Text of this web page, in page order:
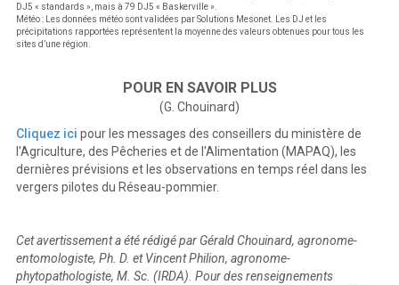
DJ5 « standards », mais à 79 DJ5 « Baskerville ».
Météo : Les données météo sont validées par Solutions Mesonet. Les DJ et les
précipitations rapportées représentent la moyenne des valeurs obtenues pour tous les
sites d’une région.
POUR EN SAVOIR PLUS
(G. Chouinard)
Cliquez ici pour les messages des conseillers du ministère de
l'Agriculture, des Pêcheries et de l'Alimentation (MAPAQ), les
dernières prévisions et les observations en temps réel dans les
vergers pilotes du Réseau-pommier.
Cet avertissement a été rédigé par Gérald Chouinard, agronome-
entomologiste, Ph. D. et Vincent Philion, agronome-
phytopathologiste, M. Sc. (IRDA). Pour des renseignements